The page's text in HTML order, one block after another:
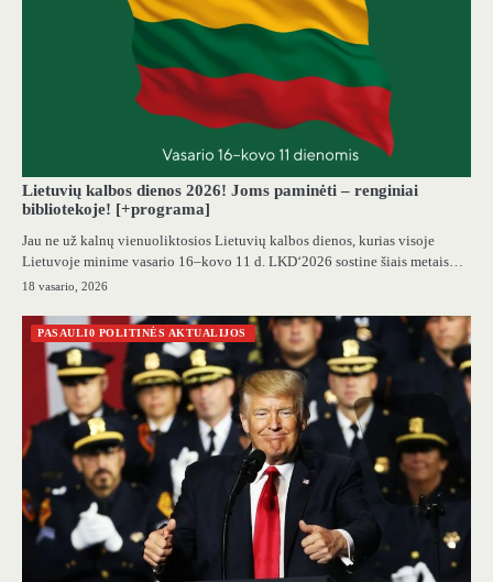
Lietuvių kalbos dienos 2026! Joms paminėti – renginiai
bibliotekoje! [+programa]
Jau ne už kalnų vienuoliktosios Lietuvių kalbos dienos, kurias visoje
Lietuvoje minime vasario 16–kovo 11 d. LKD‘2026 sostine šiais metais…
18 vasario, 2026
PASAULI0 POLITINĖS AKTUALIJOS